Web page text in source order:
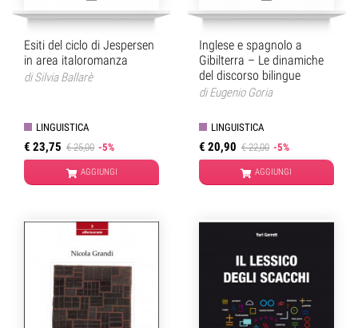
Esiti del ciclo di Jespersen
in area italoromanza
diSilvia Ballarè
LINGUISTICA
€ 23,75 € 25,00 -5%
AGGIUNGI
Inglese e spagnolo a
Gibilterra – Le dinamiche
del discorso bilingue
diEugenio Goria
LINGUISTICA
€ 20,90 € 22,00 -5%
AGGIUNGI